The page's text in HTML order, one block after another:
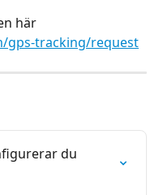
här
gps-tracking/request
du